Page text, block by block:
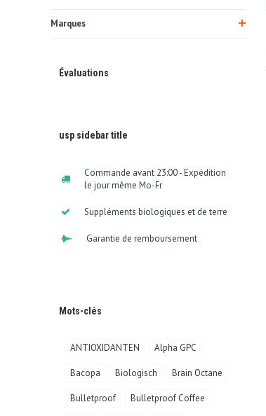
Marques
Évaluations
usp sidebar title
Commande avant 23:00 - Expédition
le jour même Mo-Fr
Suppléments biologiques et de terre
Garantie de remboursement
Mots-clés
ANTIOXIDANTEN Alpha GPC
Bacopa Biologisch Brain Octane
Bulletproof Bulletproof Coffee